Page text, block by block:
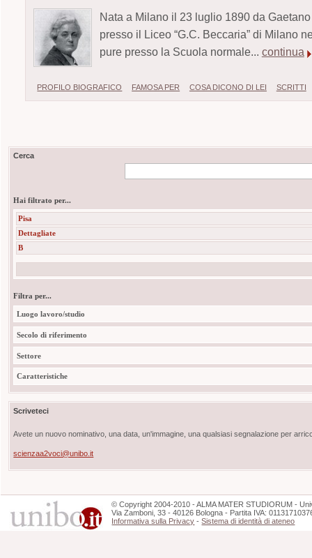
Nata a Milano il 23 luglio 1890 da
presso il Liceo “G.C. Beccaria” di Milano
pure presso la Scuola normale... continua
PROFILO BIOGRAFICO FAMOSA PER COSA DICONO DI LEI SCRITTI
Cerca
Hai filtrato per...
Pisa
Dettagliate
B
Filtra per...
Luogo lavoro/studio
Secolo di riferimento
Settore
Caratteristiche
Scriveteci
Avete un nuovo nominativo, una data, un'immagine, una qualsiasi segnalazione per
scienzaa2voci@unibo.it
©Copyright 2004-2010 - ALMA MATER STUDIORUM -
Via Zamboni, 33 - 40126 Bologna - Partita IVA:
Informativa sulla Privacy -Sistema di identità di ateneo